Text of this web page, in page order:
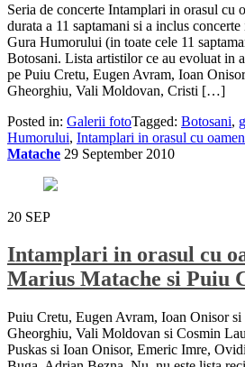
Seria de concerte Intamplari in orasul cu
durata a 11 saptamani si a inclus
Gura Humorului (in toate cele 11
Botosani. Lista artistilor ce au evoluat in
pe Puiu Cretu, Eugen Avram, Ioan
Gheorghiu, Vali Moldovan, Cristi […]
Posted in: Galerii fotoTagged: Botosani,
Humorului, Intamplari in orasul cu
Matache 29 September 2010
20 SEP
Intamplari in orasul cu
Marius Matache si Puiu
Puiu Cretu, Eugen Avram, Ioan Onisor
Gheorghiu, Vali Moldovan si Cosmin
Puskas si Ioan Onisor, Emeric Imre,